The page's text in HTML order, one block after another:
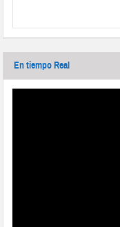
En tiempo Real